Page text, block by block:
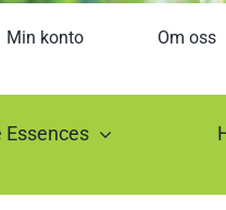
Min konto Om oss
Essences